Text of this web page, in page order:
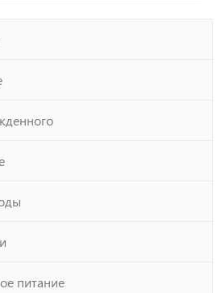
питание